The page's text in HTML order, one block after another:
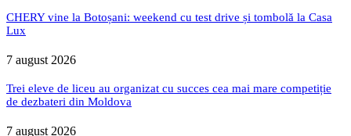
CHERY vine la Botoșani: weekend cu test drive și tombolă la Casa
Lux
7 august 2026
Trei eleve de liceu au organizat cu succes cea mai mare competiție
de dezbateri din Moldova
7 august 2026